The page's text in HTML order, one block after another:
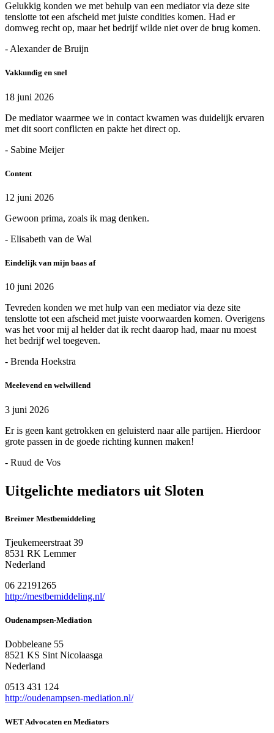
Gelukkig konden we met behulp van een mediator via deze site
tenslotte tot een afscheid met juiste condities komen. Had er
domweg recht op, maar het bedrijf wilde niet over de brug komen.
- Alexander de Bruijn
Vakkundig en snel
18 juni 2026
De mediator waarmee we in contact kwamen was duidelijk ervaren
met dit soort conflicten en pakte het direct op.
- Sabine Meijer
Content
12 juni 2026
Gewoon prima, zoals ik mag denken.
- Elisabeth van de Wal
Eindelijk van mijn baas af
10 juni 2026
Tevreden konden we met hulp van een mediator via deze site
tenslotte tot een afscheid met juiste voorwaarden komen. Overigens
was het voor mij al helder dat ik recht daarop had, maar nu moest
het bedrijf wel toegeven.
- Brenda Hoekstra
Meelevend en welwillend
3 juni 2026
Er is geen kant getrokken en geluisterd naar alle partijen. Hierdoor
grote passen in de goede richting kunnen maken!
- Ruud de Vos
Uitgelichte mediators uit Sloten
Breimer Mestbemiddeling
Tjeukemeerstraat 39
8531 RK Lemmer
Nederland
06 22191265
http://mestbemiddeling.nl/
Oudenampsen-Mediation
Dobbeleane 55
8521 KS Sint Nicolaasga
Nederland
0513 431 124
http://oudenampsen-mediation.nl/
WET Advocaten en Mediators